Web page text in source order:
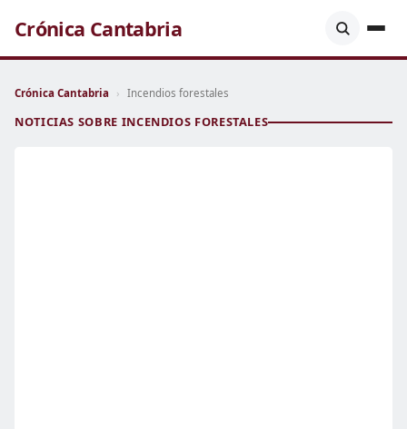
Crónica Cantabria
Crónica Cantabria › Incendios forestales
NOTICIAS SOBRE INCENDIOS FORESTALES